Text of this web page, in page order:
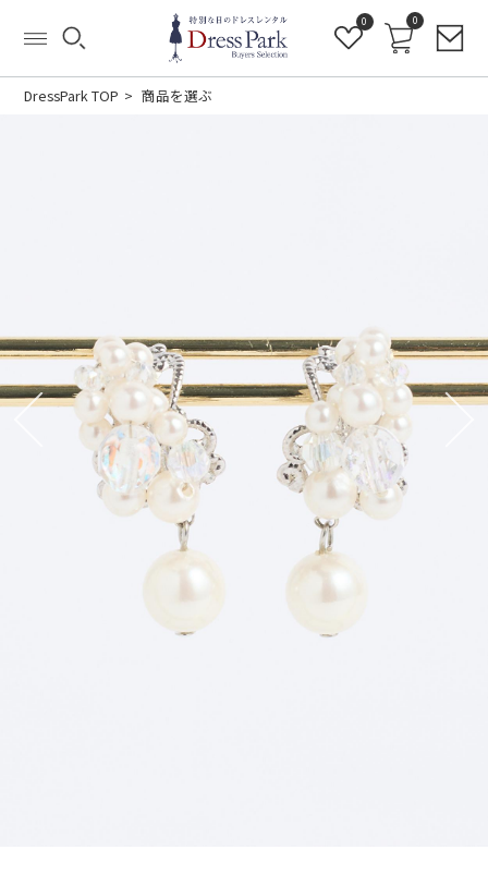
0 0
DressPark TOP 商品を選ぶ